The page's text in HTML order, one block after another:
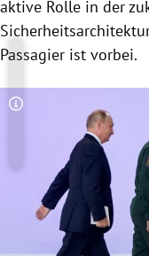
aktive Rolle in der
Passagier ist vorbei.
Copyright-